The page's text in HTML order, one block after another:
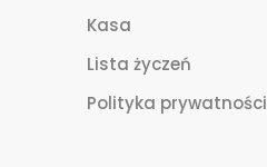
Kasa
Lista życzeń
Polityka prywatności